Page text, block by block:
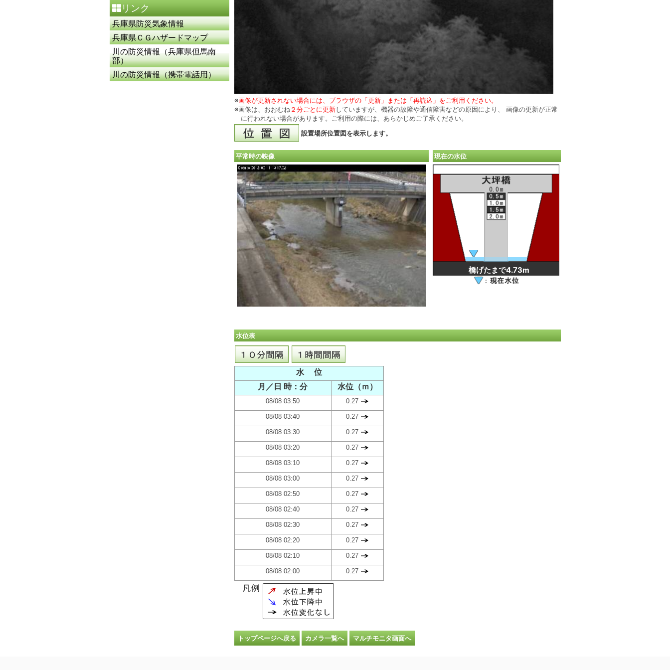
リンク
兵庫県防災気象情報
兵庫県ＣＧハザードマップ
川の防災情報（兵庫県但馬南
部）
川の防災情報（携帯電話用）
※画像が更新されない場合には、ブラウザの「更新」または「再読込」をご利用ください。
※画像は、おおむね ２分ごとに更新していますが、機器の故障や通信障害などの原因により、 画像の更新が正常
に行われない場合があります。ご利用の際には、あらかじめご了承ください。
設置場所位置図を表示します。
平常時の映像 現在の水位
橋げたまで4.73m
水位表
水 位
月／日 時：分
水位（ｍ）
08/08 03:50 0.27
08/08 03:40 0.27
08/08 03:30 0.27
08/08 03:20 0.27
08/08 03:10 0.27
08/08 03:00 0.27
08/08 02:50 0.27
08/08 02:40 0.27
08/08 02:30 0.27
08/08 02:20 0.27
08/08 02:10 0.27
08/08 02:00 0.27
トップページへ戻る カメラ一覧へ マルチモニタ画面へ